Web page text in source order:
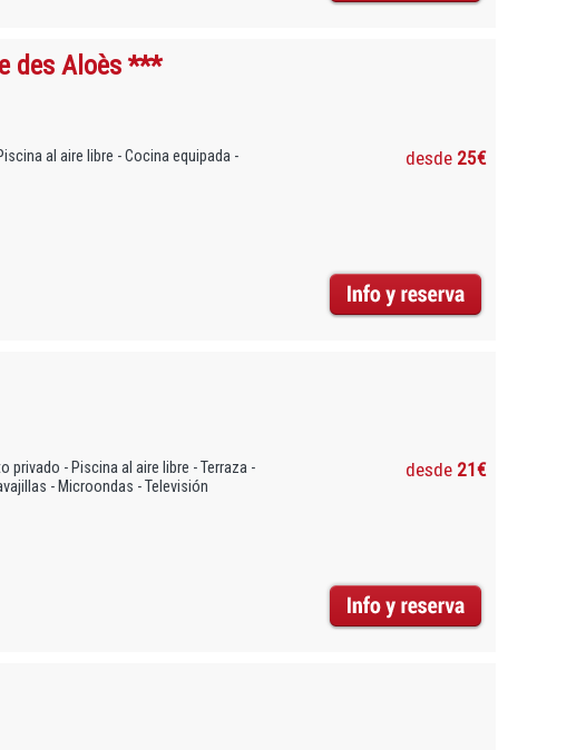
des Aloès ***
al aire libre - Cocina equipada -
desde 25€
privado - Piscina al aire libre - Terraza -
- Microondas - Televisión
desde 21€